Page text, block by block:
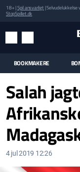
18+ |Spil ansvarligt| Selvudelukkelse
StopSpillet.dk
MENUEN
BOOKMAKERE
Salah
4 jul 2019 12:26